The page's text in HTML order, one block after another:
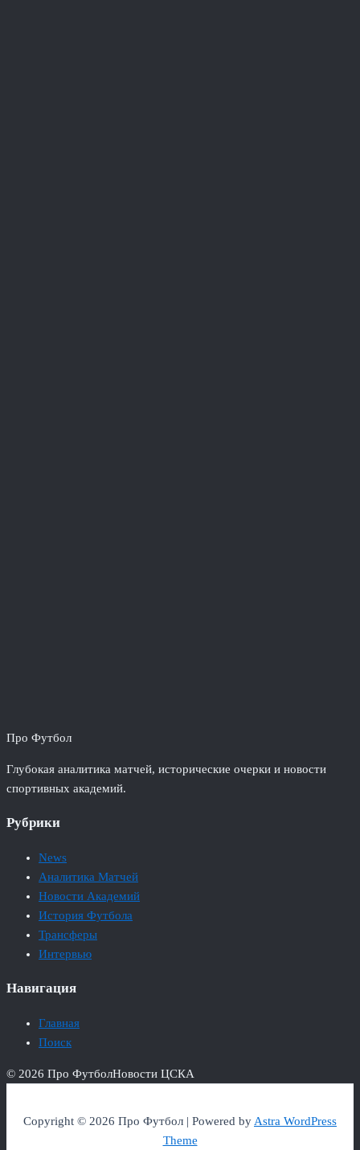
Про Футбол
Глубокая аналитика матчей, исторические очерки и новости
спортивных академий.
Рубрики
News
Аналитика Матчей
Новости Академий
История Футбола
Трансферы
Интервью
Навигация
Главная
Поиск
© 2026 Про ФутболНовости ЦСКА
Copyright © 2026 Про Футбол | Powered byAstra WordPress
Theme